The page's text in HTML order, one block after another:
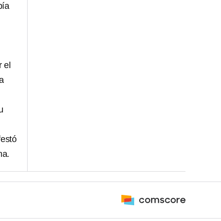
el